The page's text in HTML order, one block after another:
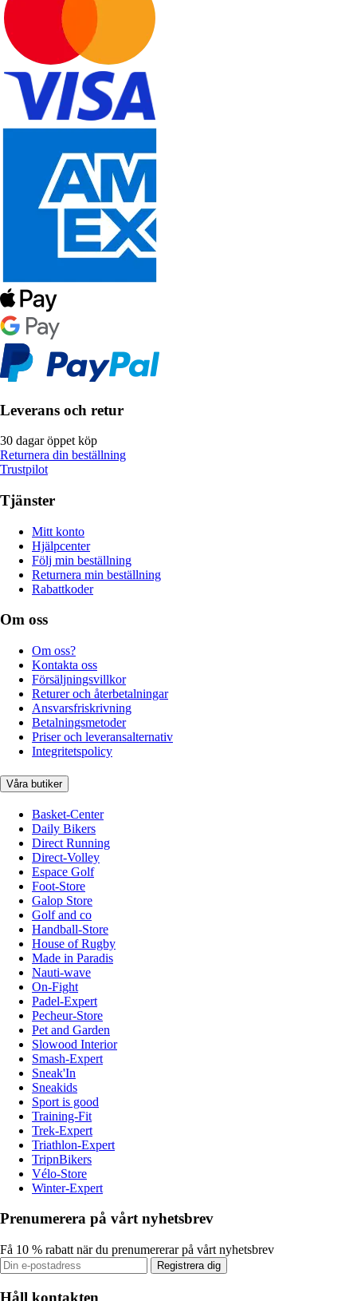
Leverans och retur
30 dagar öppet köp
Returnera din beställning
Trustpilot
Tjänster
Mitt konto
Hjälpcenter
Följ min beställning
Returnera min beställning
Rabattkoder
Om oss
Om oss?
Kontakta oss
Försäljningsvillkor
Returer och återbetalningar
Ansvarsfriskrivning
Betalningsmetoder
Priser och leveransalternativ
Integritetspolicy
Våra butiker
Basket-Center
Daily Bikers
Direct Running
Direct-Volley
Espace Golf
Foot-Store
Galop Store
Golf and co
Handball-Store
House of Rugby
Made in Paradis
Nauti-wave
On-Fight
Padel-Expert
Pecheur-Store
Pet and Garden
Slowood Interior
Smash-Expert
Sneak'In
Sneakids
Sport is good
Training-Fit
Trek-Expert
Triathlon-Expert
TripnBikers
Vélo-Store
Winter-Expert
Prenumerera på vårt nyhetsbrev
Få 10 % rabatt när du prenumererar på vårt nyhetsbrev
Registrera dig
Håll kontakten